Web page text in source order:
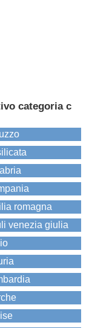
categoria c
romagna
venezia giulia